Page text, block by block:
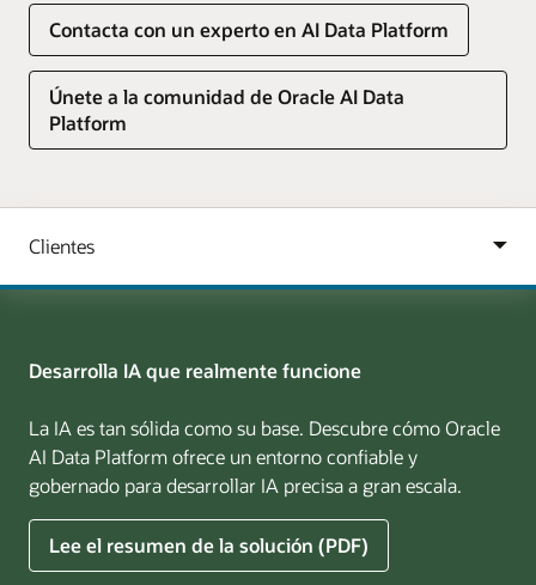
Contacta con un experto en AI Data Platform
Únete a la comunidad de Oracle AI Data
Platform
Desarrolla IA que realmente funcione
La IA es tan sólida como su base. Descubre cómo Oracle
AI Data Platform ofrece un entorno confiable y
gobernado para desarrollar IA precisa a gran escala.
Lee el resumen de la solución (PDF)
sobre
Build